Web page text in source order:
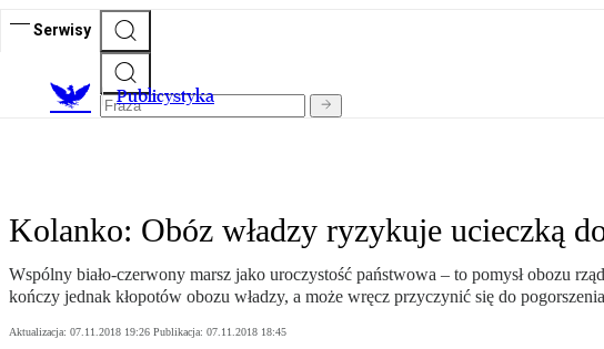
Serwisy
Publicystyka
Kolanko: Obóz władzy ryzykuje ucieczką
Wspólny biało-czerwony marsz jako uroczystość państwowa – to pomysł obozu
kończy jednak kłopotów obozu władzy, a może wręcz przyczynić się do
Aktualizacja: 07.11.2018 19:26 Publikacja: 07.11.2018 18:45